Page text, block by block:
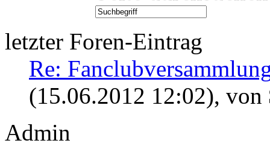
letzter Foren-Eintrag
Re:
(15.06.2012 12:02), von
Admin